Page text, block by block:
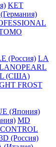
KET
(Россия) LA
(США)
FROST
(Япония)
MD
(Россия)